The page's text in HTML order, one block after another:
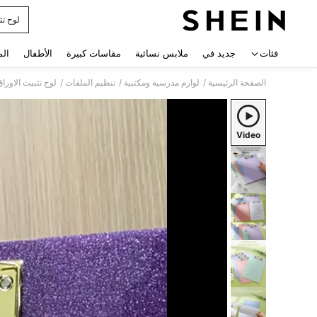
لوح
فئات جديد في ملابس نسائية مقاسات كبيرة الأطفال
الصفحة الرئيسية / لوازم مدرسية ومكتبية / تنظيم الملفات / لوح تثبيت
Video